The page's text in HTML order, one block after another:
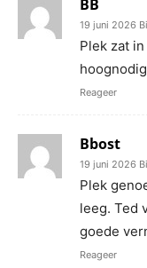
BB
19 juni 2026
Plek zat
Reageer
Bbost
19 juni 2026
Plek
leeg. Ted
goede
Reageer